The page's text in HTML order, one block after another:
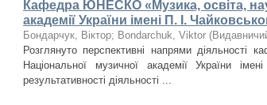
Кафедра ЮНЕСКО «Музика, освіта,
академії України імені П. І.
Бондарчук, Віктор; Bondarchuk, Viktor (
Розглянуто перспективні напрями
Національної музичної академії України
результативності діяльності ...